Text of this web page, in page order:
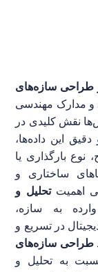
طراحی سازه‌های
و مدارک مهندسی
نقش کلیدی در
این داده‌ها،
نوع بارگذاری یا
ساختاری و
اهمیتتحلیل و
به سازه،
در تسریع و
طراحی سازه‌های
به تحلیل و